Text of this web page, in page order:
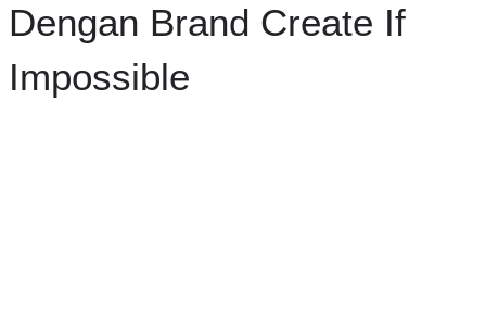
Dengan Brand Create If
Impossible